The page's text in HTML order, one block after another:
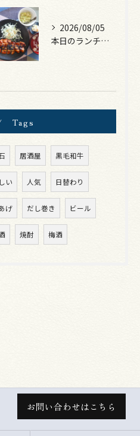
2026/08/05
本日のランチは、ロース豚カツ梅はさみ！
Tags
居酒屋 黒毛和牛
い 人気 日替わり
げ だし巻き ビール
焼酎 梅酒
お問い合わせはこちら